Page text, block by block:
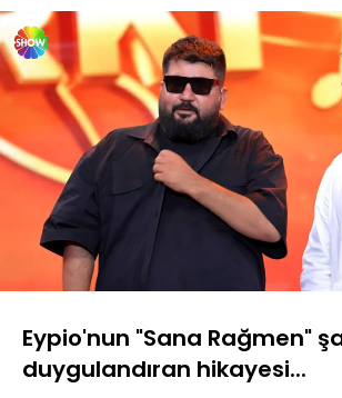
Sesi
Aç
480P
Yüklendi
Eypio'nun "Sana Rağmen"
duygulandıran hikayesi...